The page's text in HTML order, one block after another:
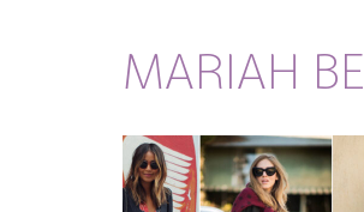
MARIAH